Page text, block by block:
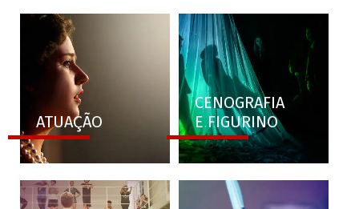
ATUAÇÃO
CENOGRAFIA
E FIGURINO